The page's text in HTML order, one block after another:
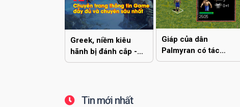
Greek, niềm kiêu
hãnh bị đánh cắp -
phần 2
Giáp của dân
Palmyran có tác
dụng gì?
Tin mới nhất